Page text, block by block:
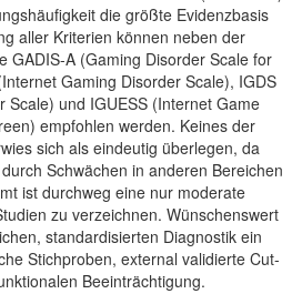
die größte Evidenzbasis
aller Kriterien können neben der
GADIS-A (Gaming Disorder Scale for
Gaming Disorder Scale), IGDS
Scale) und IGUESS (Internet Game
empfohlen werden. Keines der
sich als eindeutig überlegen, da
Schwächen in anderen Bereichen
ist durchweg eine nur moderate
zu verzeichnen. Wünschenswert
standardisierten Diagnostik ein
Stichproben, external validierte Cut-
Beeinträchtigung.